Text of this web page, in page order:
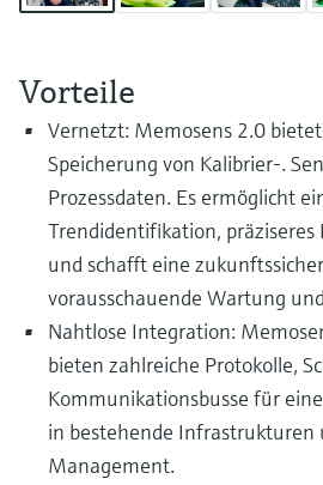
Dokumente finden
Ersatzteilsuche
Ersatzteile anhand von Produktwurzel,
Bestellcode oder Seriennummer finden
Füllstandsmessung
Füllstandsmessung Druck
Alle ansehen
Analysatoren für Härte, Eisen,
Mikrowellentransmission
Memosens-Technologie
Alle ansehen
Vorteile
Vernetzt: Memosens 2.0
Speicherung von Kalibrier-.
Prozessdaten. Es ermöglicht
Trendidentifikation, präziseres
und schafft eine
vorausschauende Wartung
Nahtlose Integration:
bieten zahlreiche Protokolle,
Kommunikationsbusse für
in bestehende Infrastrukturen
Management.